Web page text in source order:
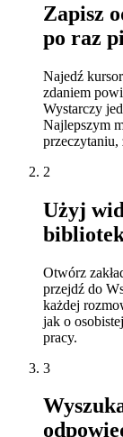
Zapisz
po raz
Najedź
zdaniem
Wystarczy
Najlepszym
przeczytaniu,
2
Użyj
Otwórz
przejdź do
każdej
jak o
pracy.
3